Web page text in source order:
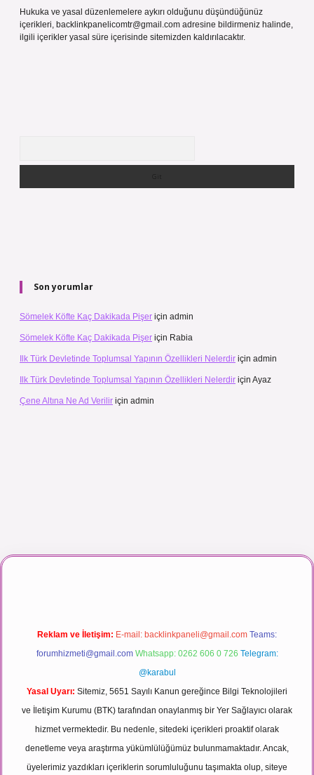
Hukuka ve yasal düzenlemelere aykırı olduğunu düşündüğünüz
içerikleri, backlinkpanelicomtr@gmail.com adresine bildirmeniz halinde,
ilgili içerikler yasal süre içerisinde sitemizden kaldırılacaktır.
Son yorumlar
Sömelek Köfte Kaç Dakikada Pişer için admin
Sömelek Köfte Kaç Dakikada Pişer için Rabia
Ilk Türk Devletinde Toplumsal Yapının Özellikleri Nelerdir için admin
Ilk Türk Devletinde Toplumsal Yapının Özellikleri Nelerdir için Ayaz
Çene Altına Ne Ad Verilir için admin
maç izle
Reklam ve İletişim: E-mail: backlinkpaneli@gmail.com Teams:
forumhizmeti@gmail.com Whatsapp: 0262 606 0 726 Telegram:
@karabul
Yasal Uyarı: Sitemiz, 5651 Sayılı Kanun gereğince Bilgi Teknolojileri
ve İletişim Kurumu (BTK) tarafından onaylanmış bir Yer Sağlayıcı olarak
hizmet vermektedir. Bu nedenle, sitedeki içerikleri proaktif olarak
denetleme veya araştırma yükümlülüğümüz bulunmamaktadır. Ancak,
üyelerimiz yazdıkları içeriklerin sorumluluğunu taşımakta olup, siteye